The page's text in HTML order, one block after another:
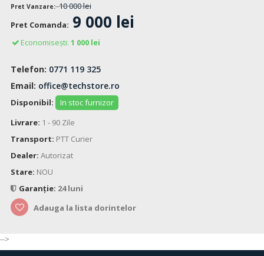
Pret Vanzare: 10 000 lei
Pret Comanda: 9 000 lei
Economisești: 1 000 lei
Telefon: 0771 119 325
Email: office@techstore.ro
Disponibil:
In stoc furnizor
Livrare: 1 - 90 Zile
Transport: PTT Curier
Dealer: Autorizat
Stare: NOU
Garanție: 24 luni
Adauga la lista dorintelor
-->